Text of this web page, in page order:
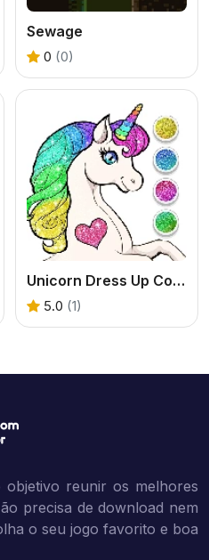
Sewage
0 (0)
Unicorn Dress Up Coloring Book
5.0 (1)
objetivo reunir os melhores
precisa de download nem
o seu jogo favorito e boa